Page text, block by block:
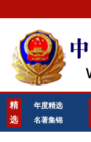
精
选
年度精选
名著集锦